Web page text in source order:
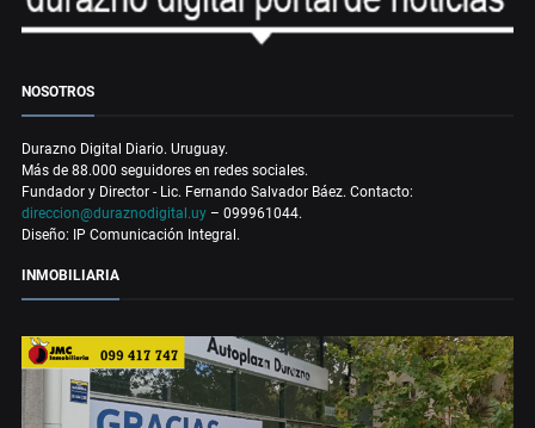
NOSOTROS
Durazno Digital Diario. Uruguay.
Más de 88.000 seguidores en redes sociales.
Fundador y Director - Lic. Fernando Salvador Báez. Contacto:
direccion@duraznodigital.uy – 099961044.
Diseño: IP Comunicación Integral.
INMOBILIARIA